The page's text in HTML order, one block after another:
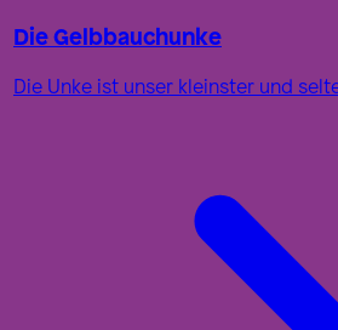
Die Gelbbauchunke
Die Unke ist unser kleinster und